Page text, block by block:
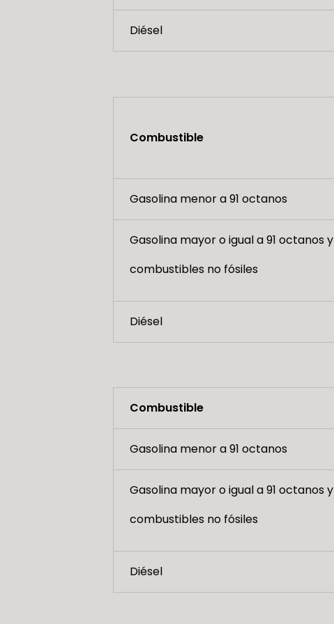
Diésel
Combustible
Gasolina menor a 91 octanos
Gasolina mayor o igual a 91 octanos y
combustibles no fósiles
Diésel
Combustible
Gasolina menor a 91 octanos
Gasolina mayor o igual a 91 octanos y
combustibles no fósiles
Diésel